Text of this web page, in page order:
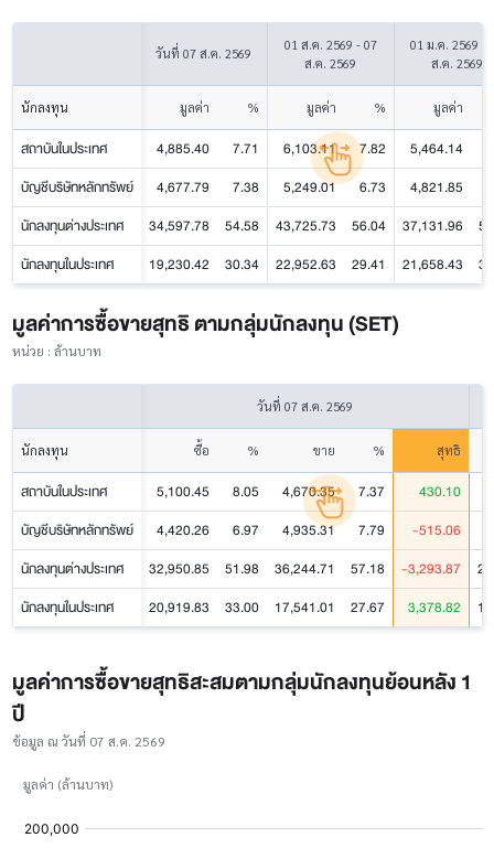
วันที่ 07 ส.ค. 2569
01 ส.ค. 2569 - 07
ส.ค. 2569
01 ม.ค. 2569 -
ส.ค. 2569
นักลงทุน มูลค่า % มูลค่า % มูลค่า
สถาบันในประเทศ 4,885.40 7.71 6,103.11 7.82 5,464.14
บัญชีบริษัทหลักทรัพย์
4,677.79 7.38 5,249.01 6.73 4,821.85
นักลงทุนต่างประเทศ
34,597.78 54.58 43,725.73 56.04 37,131.96
นักลงทุนในประเทศ
19,230.42 30.34 22,952.63 29.41 21,658.43
มูลค่าการซื้อขายสุทธิ ตามกลุ่มนักลงทุน (SET)
หน่วย : ล้านบาท
วันที่ 07 ส.ค. 2569
นักลงทุน ซื้อ % ขาย % สุทธิ
สถาบันในประเทศ 5,100.45 8.05 4,670.35 7.37 430.10
บัญชีบริษัทหลักทรัพย์
4,420.26 6.97 4,935.31 7.79 -515.06
นักลงทุนต่างประเทศ
32,950.85 51.98 36,244.71 57.18 -3,293.87
นักลงทุนในประเทศ
20,919.83 33.00 17,541.01 27.67 3,378.82
มูลค่าการซื้อขายสุทธิสะสมตามกลุ่มนักลงทุนย้อนหลัง 1
ปี
ข้อมูล ณ วันที่ 07 ส.ค. 2569
มูลค่า (ล้านบาท)